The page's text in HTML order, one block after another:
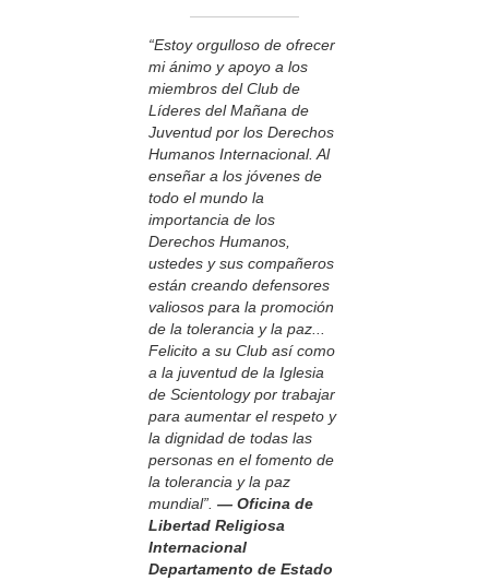
“Estoy orgulloso de ofrecer
mi ánimo y apoyo a los
miembros del Club de
Líderes del Mañana de
Juventud por los Derechos
Humanos Internacional. Al
enseñar a los jóvenes de
todo el mundo la
importancia de los
Derechos Humanos,
ustedes y sus compañeros
están creando defensores
valiosos para la promoción
de la tolerancia y la paz...
Felicito a su Club así como
a la juventud de la Iglesia
de Scientology por trabajar
para aumentar el respeto y
la dignidad de todas las
personas en el fomento de
la tolerancia y la paz
mundial”. — Oficina de
Libertad Religiosa
Internacional
Departamento de Estado